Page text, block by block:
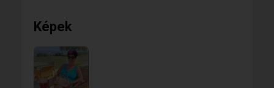
Képek